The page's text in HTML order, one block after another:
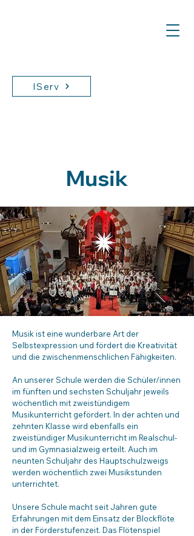
IServ
Musik
Musik ist eine wunderbare Art der
Selbstexpression und fördert die Kreativität
und die zwischenmenschlichen Fähigkeiten.
An unserer Schule werden die Schüler/innen
im fünften und sechsten Schuljahr jeweils
wöchentlich mit zweistündigem
Musikunterricht gefördert. In der achten und
zehnten Klasse wird ebenfalls ein
zweistündiger Musikunterricht im Realschul-
und im Gymnasialzweig erteilt. Auch im
neunten Schuljahr des Hauptschulzweigs
werden wöchentlich zwei Musikstunden
unterrichtet.
Unsere Schule macht seit Jahren gute
Erfahrungen mit dem Einsatz der Blockflöte
in der Förderstufenzeit. Das Flötenspiel